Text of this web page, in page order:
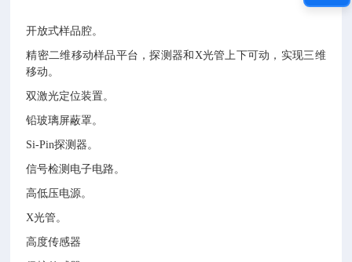
开放式样品腔。
精密二维移动样品平台，探测器和X光管上下可动，实现三维
移动。
双激光定位装置。
铅玻璃屏蔽罩。
Si-Pin探测器。
信号检测电子电路。
高低压电源。
X光管。
高度传感器